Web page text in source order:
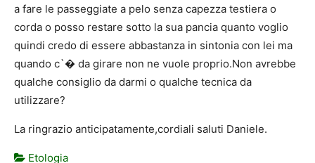
a fare le passeggiate a pelo senza capezza testiera o
corda o posso restare sotto la sua pancia quanto voglio
quindi credo di essere abbastanza in sintonia con lei ma
quando c`� da girare non ne vuole proprio.Non avrebbe
qualche consiglio da darmi o qualche tecnica da
utilizzare?
La ringrazio anticipatamente,cordiali saluti Daniele.
Etologia